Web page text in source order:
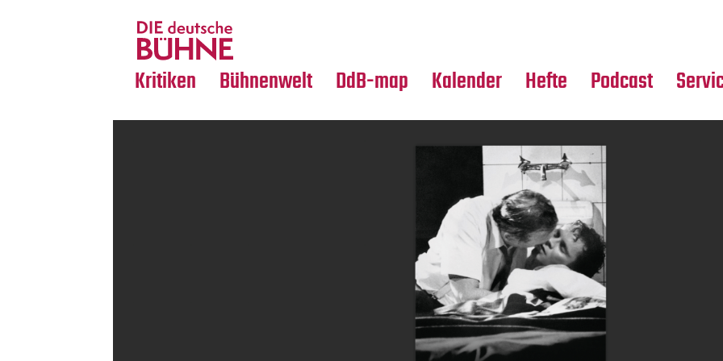
Kritiken
Crossover
Bühnenwelt
Medientipps
DdB-map Kalender Hefte Podcast